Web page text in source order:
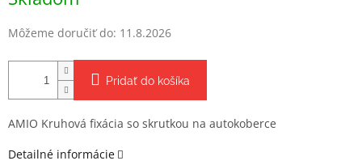
Môžeme doručiť do: 11.8.2026
Pridať do košíka
AMIO Kruhová fixácia so skrutkou na autokoberce
Detailné informácie